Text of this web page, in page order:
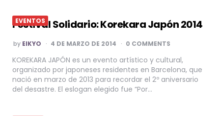
EVENTOS
Festival Solidario: Korekara Japón 2014
POSTED
BY
by EIKYO 4 DE MARZO DE 2014 0 COMMENTS
KOREKARA JAPÓN es un evento artístico y cultural,
organizado por japoneses residentes en Barcelona, que
nació en marzo de 2013 para recordar el 2º aniversario
del desastre. El eslogan elegido fue “Por…